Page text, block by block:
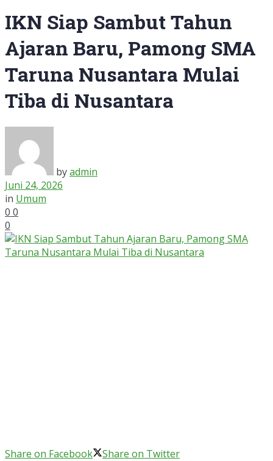
IKN Siap Sambut Tahun
Ajaran Baru, Pamong SMA
Taruna Nusantara Mulai
Tiba di Nusantara
byadmin
Juni 24, 2026
in Umum
0 0
0
Share on Facebook Share on Twitter